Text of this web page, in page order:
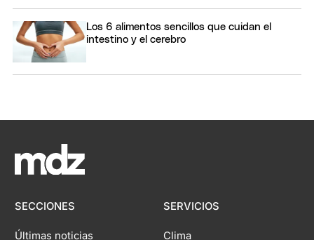
Los 6 alimentos sencillos que cuidan el
intestino y el cerebro
SECCIONES
Últimas noticias
SERVICIOS
Clima